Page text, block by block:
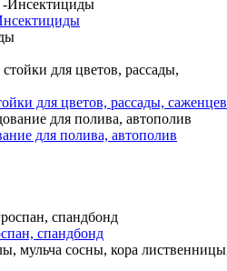
для цветов, рассады, саженцев
для полива, автополив
спандбонд